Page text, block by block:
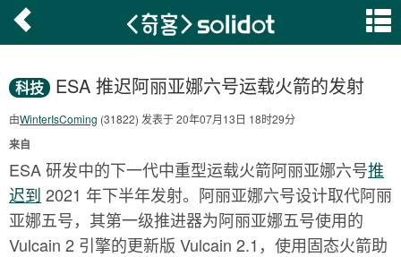
科技 ESA 推迟阿丽亚娜六号运载火箭的发射
由WinterIsComing (31822) 发表于 20年07月13日 18时29分
来自
ESA 研发中的下一代中重型运载火箭阿丽亚娜六号推
迟到 2021 年下半年发射。阿丽亚娜六号设计取代阿丽
亚娜五号，其第一级推进器为阿丽亚娜五号使用的
Vulcain 2 引擎的更新版 Vulcain 2.1，使用固态火箭助